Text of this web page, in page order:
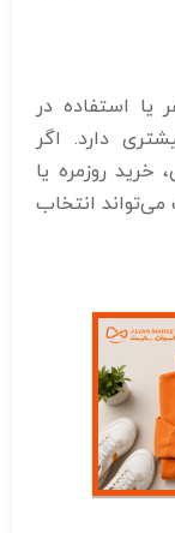
یا استفاده در
دارد. اگر
خرید روزمره یا
انتخاب